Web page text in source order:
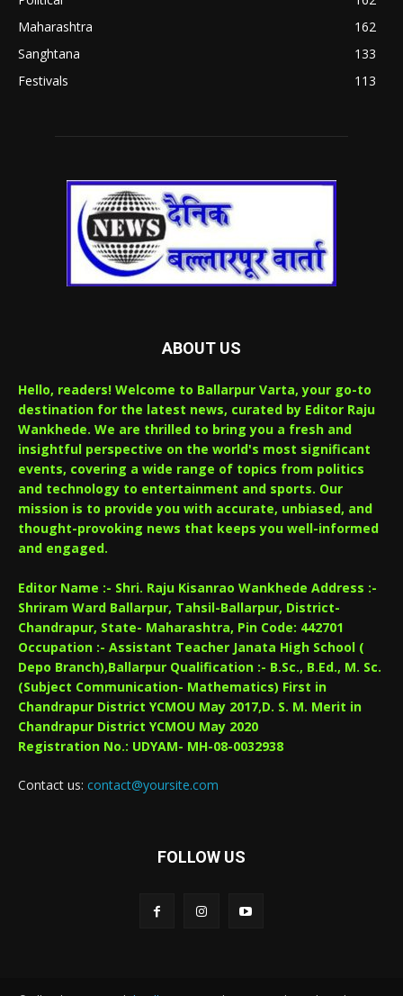
Maharashtra
162
Sanghtana
133
Festivals
113
ABOUT US
Hello, readers! Welcome to Ballarpur Varta, your go-to
destination for the latest news, curated by Editor Raju
Wankhede. We are thrilled to bring you a fresh and
insightful perspective on the world's most significant
events, covering a wide range of topics from politics
and technology to entertainment and sports. Our
mission is to provide you with accurate, unbiased, and
thought-provoking news that keeps you well-informed
and engaged.
Editor Name :- Shri. Raju Kisanrao Wankhede Address :-
Shriram Ward Ballarpur, Tahsil-Ballarpur, District-
Chandrapur, State- Maharashtra, Pin Code: 442701
Occupation :- Assistant Teacher Janata High School (
Depo Branch),Ballarpur Qualification :- B.Sc., B.Ed., M. Sc.
(Subject Communication- Mathematics) First in
Chandrapur District YCMOU May 2017,D. S. M. Merit in
Chandrapur District YCMOU May 2020
Registration No.: UDYAM- MH-08-0032938
Contact us: contact@yoursite.com
FOLLOW US